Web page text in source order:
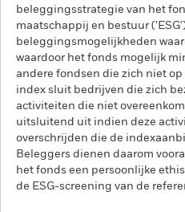
beleggingsstrategie van het
maatschappij en bestuur
beleggingsmogelijkheden
waardoor het fonds mogelijk
andere fondsen die zich niet
index sluit bedrijven die zich
activiteiten die niet
uitsluitend uit indien deze
overschrijden die de
Beleggers dienen daarom
het fonds een persoonlijke
de ESG-screening van de